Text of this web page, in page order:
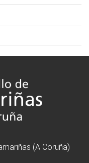
(A Coruña)